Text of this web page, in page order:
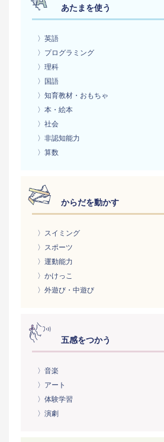
あたまを使う
〉英語
〉プログラミング
〉理科
〉国語
〉知育教材・おもちゃ
〉本・絵本
〉社会
〉非認知能力
〉算数
からだを動かす
〉スイミング
〉スポーツ
〉運動能力
〉かけっこ
〉外遊び・中遊び
五感をつかう
〉音楽
〉アート
〉体験学習
〉演劇